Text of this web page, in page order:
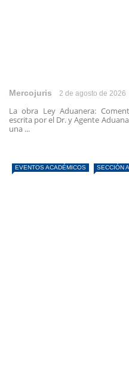
Mercojuris 2 de agosto de 2026
La obra Ley Aduanera:
escrita por el Dr. y Agente
una ...
EVENTOS ACADÉMICOS SECCIÓN